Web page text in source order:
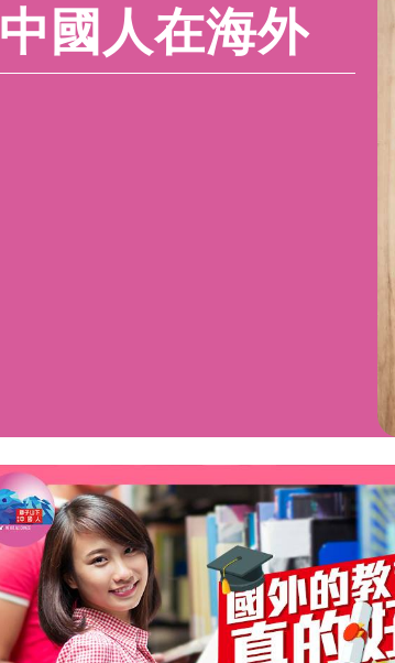
中國人在海外